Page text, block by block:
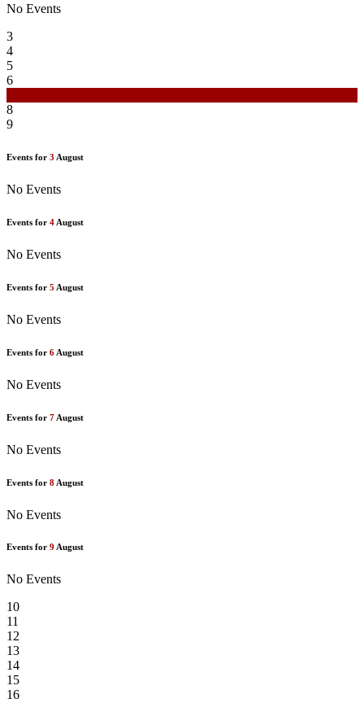
No Events
3
4
5
6
8
9
Events for 3 August
No Events
Events for 4 August
No Events
Events for 5 August
No Events
Events for 6 August
No Events
Events for 7 August
No Events
Events for 8 August
No Events
Events for 9 August
No Events
10
11
12
13
14
15
16